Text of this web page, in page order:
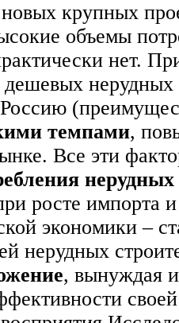
крупных
объемы
нет.
дешевых нерудных
темпами,
Все эти
росте импорта
экономики –
нерудных
, вынуждая
своей